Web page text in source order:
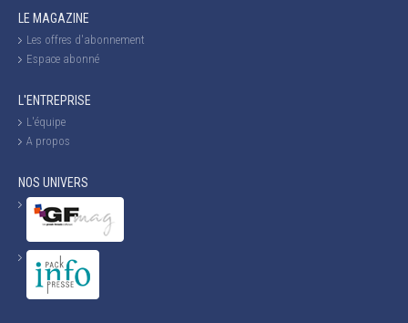
LE MAGAZINE
Les offres d'abonnement
Espace abonné
L'ENTREPRISE
L'équipe
A propos
NOS UNIVERS